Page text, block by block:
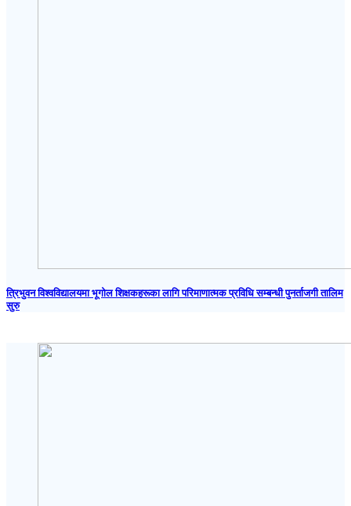
त्रिभुवन विश्वविद्यालयमा भूगोल शिक्षकहरूका लागि परिमाणात्मक प्रविधि सम्बन्धी पुनर्ताजगी तालिम
सुरु